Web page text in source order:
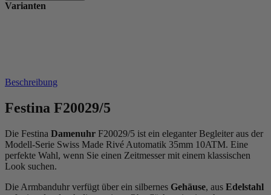
Varianten
Beschreibung
Festina F20029/5
Die Festina Damenuhr F20029/5 ist ein eleganter Begleiter aus der
Modell-Serie Swiss Made Rivé Automatik 35mm 10ATM. Eine
perfekte Wahl, wenn Sie einen Zeitmesser mit einem klassischen
Look suchen.
Die Armbanduhr verfügt über ein silbernes Gehäuse, aus Edelstahl